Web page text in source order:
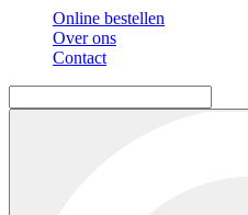
Online bestellen
Over ons
Contact